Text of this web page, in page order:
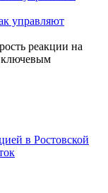
управляют
реакции на
ключевым
в Ростовской